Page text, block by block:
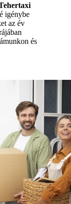
igénybe
az év
és